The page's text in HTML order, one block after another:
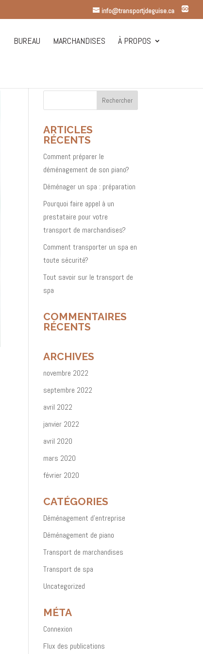
info@transportjdeguise.ca
BUREAU MARCHANDISES À PROPOS
ARTICLES
RÉCENTS
Comment préparer le
déménagement de son piano?
Déménager un spa : préparation
Pourquoi faire appel à un
prestataire pour votre
transport de marchandises?
Comment transporter un spa en
toute sécurité?
Tout savoir sur le transport de
spa
COMMENTAIRES
RÉCENTS
ARCHIVES
novembre 2022
septembre 2022
avril 2022
janvier 2022
avril 2020
mars 2020
février 2020
CATÉGORIES
Déménagement d'entreprise
Déménagement de piano
Transport de marchandises
Transport de spa
Uncategorized
MÉTA
Connexion
Flux des publications